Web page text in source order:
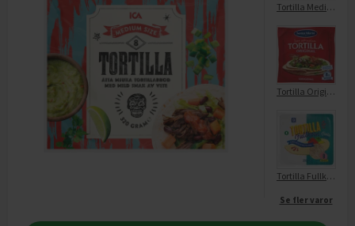
Tortilla Medium 8-p
Tortilla Original Medium 8-p
Tortilla Fullkorn Medium 8-p
Se fler varor